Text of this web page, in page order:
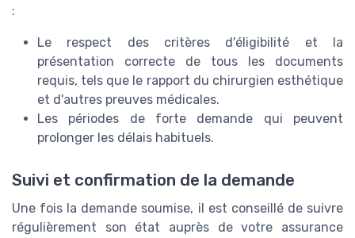
:
Le respect des critères d'éligibilité et la
présentation correcte de tous les documents
requis, tels que le rapport du chirurgien esthétique
et d'autres preuves médicales.
Les périodes de forte demande qui peuvent
prolonger les délais habituels.
Suivi et confirmation de la demande
Une fois la demande soumise, il est conseillé de suivre
régulièrement son état auprès de votre assurance